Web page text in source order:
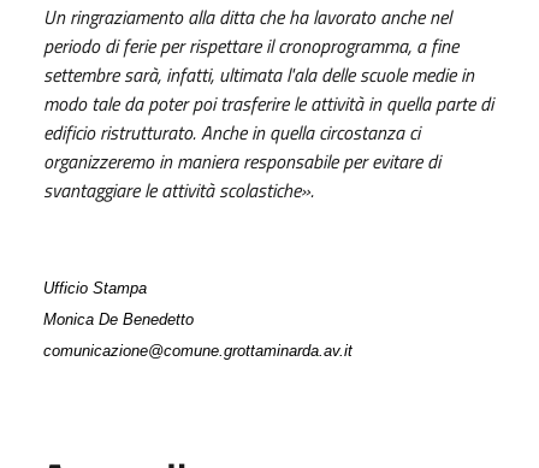
Un ringraziamento alla ditta che ha lavorato anche nel
periodo di ferie per rispettare il cronoprogramma, a fine
settembre sarà, infatti, ultimata l'ala delle scuole medie in
modo tale da poter poi trasferire le attività in quella parte di
edificio ristrutturato. Anche in quella circostanza ci
organizzeremo in maniera responsabile per evitare di
svantaggiare le attività scolastiche».
Ufficio Stampa
Monica De Benedetto
comunicazione@comune.grottaminarda.av.it